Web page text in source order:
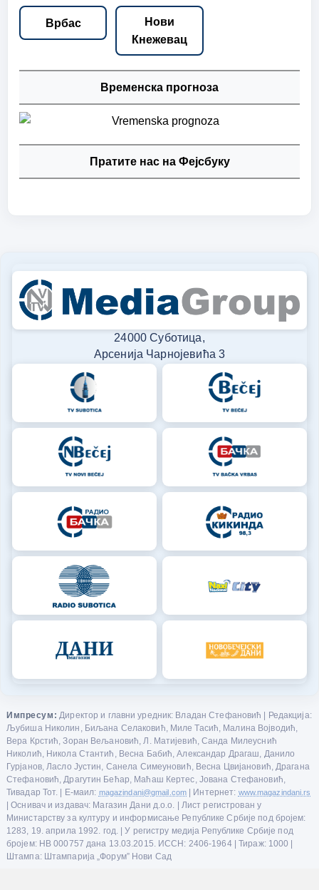
Врбас
Нови
Кнежевац
Временска прогноза
Пратите нас на Фејсбуку
24000 Суботица,
Арсенија Чарнојевића 3
Импресум: Директор и главни уредник: Владан Стефановић | Редакција:
Љубиша Николин, Биљана Селаковић, Миле Тасић, Малина Војводић,
Вера Крстић, Зоран Вељановић, Л. Матијевић, Санда Милеуснић
Николић, Никола Стантић, Весна Бабић, Александар Драгаш, Данило
Гурјанов, Ласло Јустин, Санела Симеуновић, Весна Цвијановић, Драгана
Стефановић, Драгутин Бећар, Маћаш Кертес, Јована Стефановић,
Тивадар Тот. | Е-маил: magazindani@gmail.com | Интернет: www.magazindani.rs
| Оснивач и издавач: Магазин Дани д.о.о. | Лист регистрован у
Министарству за културу и информисање Републике Србије под бројем:
1283, 19. априла 1992. год. | У регистру медија Републике Србије под
бројем: НВ 000757 дана 13.03.2015. ИССН: 2406-1964 | Тираж: 1000 |
Штампа: Штампарија „Форум” Нови Сад